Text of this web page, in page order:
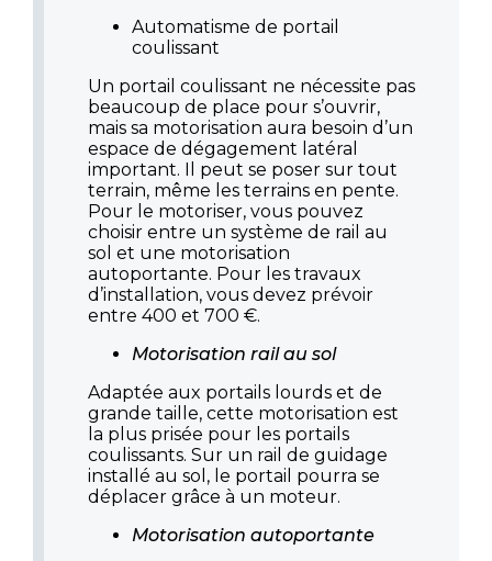
Automatisme de portail
coulissant
Un portail coulissant ne nécessite pas
beaucoup de place pour s’ouvrir,
mais sa motorisation aura besoin d’un
espace de dégagement latéral
important. Il peut se poser sur tout
terrain, même les terrains en pente.
Pour le motoriser, vous pouvez
choisir entre un système de rail au
sol et une motorisation
autoportante. Pour les travaux
d’installation, vous devez prévoir
entre 400 et 700 €.
Motorisation rail au sol
Adaptée aux portails lourds et de
grande taille, cette motorisation est
la plus prisée pour les portails
coulissants. Sur un rail de guidage
installé au sol, le portail pourra se
déplacer grâce à un moteur.
Motorisation autoportante